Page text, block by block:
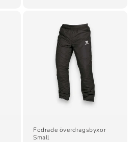
Fodrade överdragsbyxor
Small